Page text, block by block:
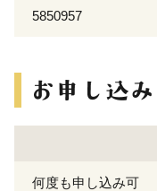
5850957
何度も申し込み可